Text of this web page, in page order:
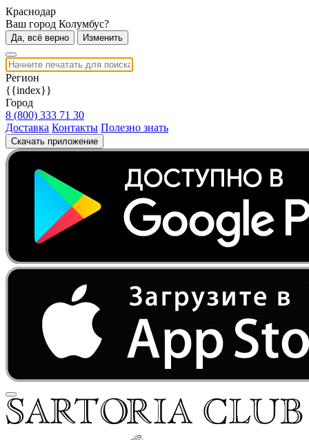
Краснодар
Ваш город Колумбус?
Да, всё верно Изменить
Регион
{{index}}
Город
8 (800) 333 71 30
Доставка Контакты Полезно знать
Скачать приложение